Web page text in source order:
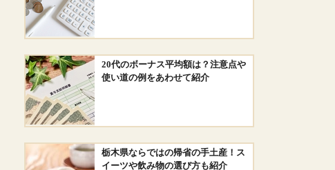
20代のボーナス平均額は？注意点や
使い道の例をあわせて紹介
栃木県ならではの帰省の手土産！ス
イーツや飲み物の選び方も紹介